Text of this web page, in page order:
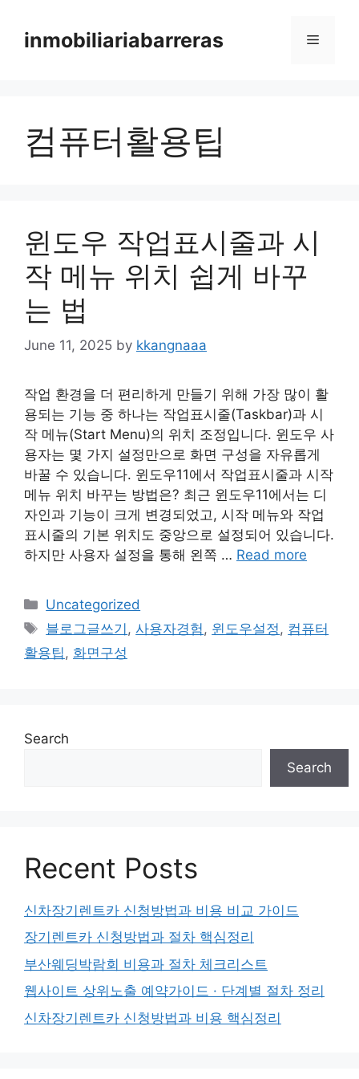
contentinmobiliariabarreras Menu
컴퓨터활용팁
윈도우 작업표시줄과 시
작 메뉴 위치 쉽게 바꾸
는 법
June 11, 2025 by kkangnaaa
작업 환경을 더 편리하게 만들기 위해 가장 많이 활
용되는 기능 중 하나는 작업표시줄(Taskbar)과 시
작 메뉴(Start Menu)의 위치 조정입니다. 윈도우 사
용자는 몇 가지 설정만으로 화면 구성을 자유롭게
바꿀 수 있습니다. 윈도우11에서 작업표시줄과 시작
메뉴 위치 바꾸는 방법은? 최근 윈도우11에서는 디
자인과 기능이 크게 변경되었고, 시작 메뉴와 작업
표시줄의 기본 위치도 중앙으로 설정되어 있습니다.
하지만 사용자 설정을 통해 왼쪽 … Read more
Categories
Uncategorized
Tags
블로그글쓰기 ,사용자경험 , 윈도우설정 , 컴퓨터
활용팁 , 화면구성
Search
Search
Recent Posts
신차장기렌트카 신청방법과 비용 비교 가이드
장기렌트카 신청방법과 절차 핵심정리
부산웨딩박람회 비용과 절차 체크리스트
웹사이트 상위노출 예약가이드 · 단계별 절차 정리
신차장기렌트카 신청방법과 비용 핵심정리